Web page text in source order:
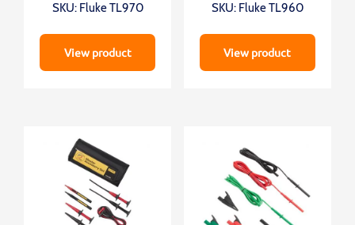
SKU: Fluke TL970
View product
SKU: Fluke TL960
View product